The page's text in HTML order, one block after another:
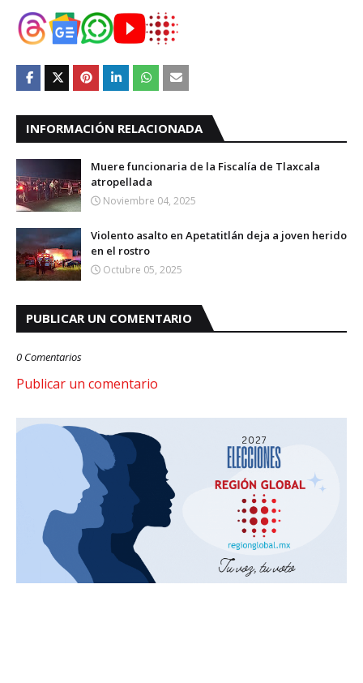
INFORMACIÓN RELACIONADA
Muere funcionaria de la Fiscalía de Tlaxcala
atropellada
Noviembre 04, 2025
Violento asalto en Apetatitlán deja a joven herido
en el rostro
Octubre 05, 2025
PUBLICAR UN COMENTARIO
0 Comentarios
Publicar un comentario